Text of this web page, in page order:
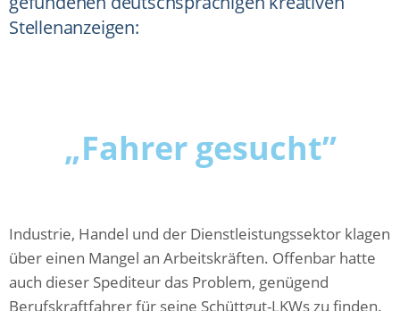
Stellenanzeigen:
„Fahrer gesucht”
Industrie, Handel und der Dienstleistungssektor klagen
über einen Mangel an Arbeitskräften. Offenbar hatte
auch dieser Spediteur das Problem, genügend
Berufskraftfahrer für seine Schüttgut-LKWs zu finden.